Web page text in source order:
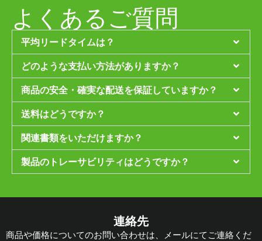
よくあるご質問
平均リードタイムは？
どのような支払い方法がありますか？
商品の安全・確実な配送を保証していますか？
送料はどうですか？
関連書類をいただけますか？
製品のトレーサビリティはどうですか？
連絡先
商品や価格についてのお問い合わせは、メールにてご連絡くだ